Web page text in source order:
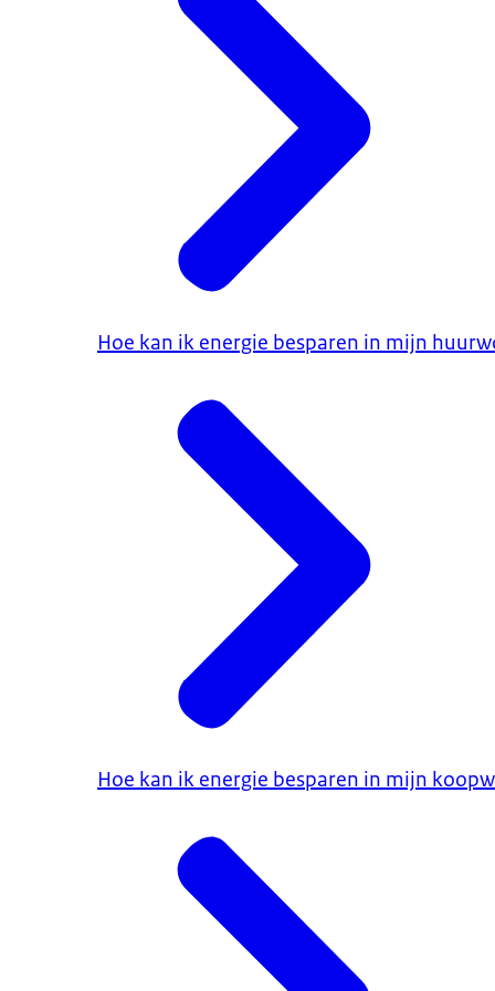
Hoe kan ik energie besparen in mijn
Hoe kan ik energie besparen in mijn